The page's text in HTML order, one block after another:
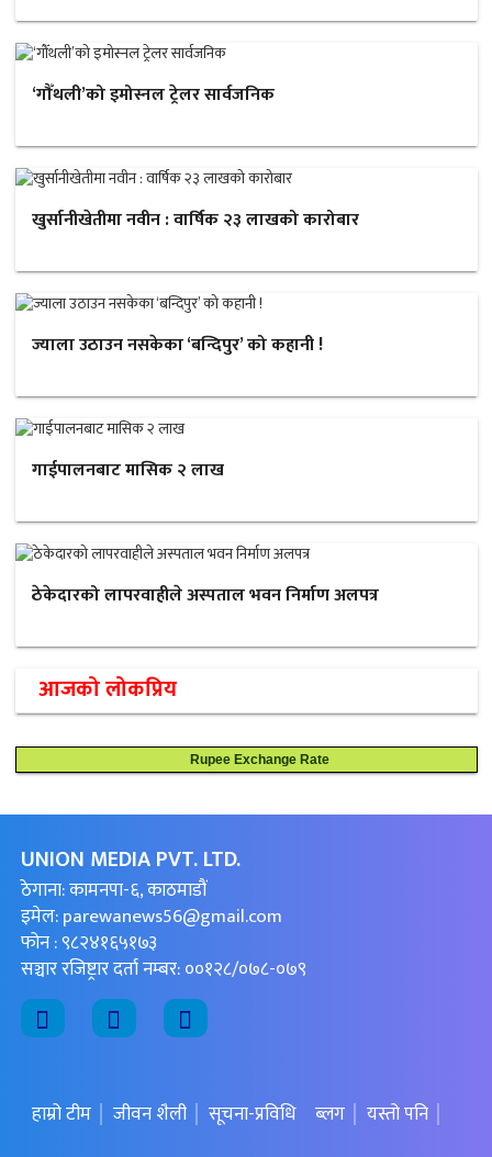
‘गौँथली’को इमोस्नल ट्रेलर सार्वजनिक
खुर्सानीखेतीमा नवीन : वार्षिक २३ लाखको कारोबार
ज्याला उठाउन नसकेका ‘बन्दिपुर’ को कहानी !
गाईपालनबाट मासिक २ लाख
ठेकेदारको लापरवाहीले अस्पताल भवन निर्माण अलपत्र
आजको लोकप्रिय
Rupee Exchange Rate
UNION MEDIA PVT. LTD.
ठेगाना: कामनपा-६, काठमाडौं
इमेल:parewanews56@gmail.com
फोन : ९८२४१६५१७३
सञ्चार रजिष्ट्रार दर्ता नम्बर: ००१२८/०७८-०७९
हाम्रो टीम जीवन शैली सूचना-प्रविधि ब्लग यस्तो पनि